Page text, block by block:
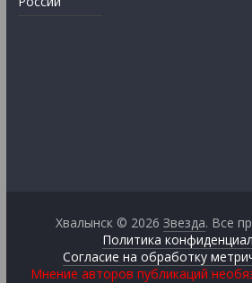
Хвалынск © 2026Звезда. Все
Политика
Согласие на обработку
Мнение авторов публикаций